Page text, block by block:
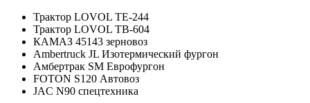
Трактор LOVOL TE-244
Трактор LOVOL TB-604
КАМАЗ 45143 зерновоз
Ambertruck JL Изотермический фургон
Амбертрак SM Еврофургон
FOTON S120 Автовоз
JAC N90 спецтехника